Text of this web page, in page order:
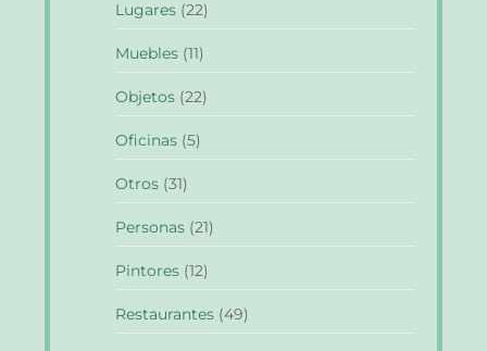
Lugares (22)
Muebles (11)
Objetos (22)
Oficinas (5)
Otros (31)
Personas (21)
Pintores (12)
Restaurantes (49)